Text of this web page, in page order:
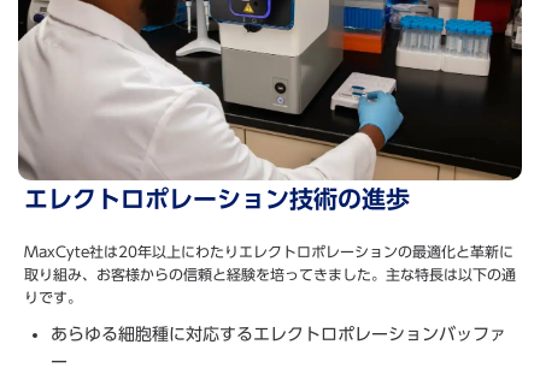
エレクトロポレーション技術の進歩
MaxCyte社は20年以上にわたりエレクトロポレーションの最適化と革新に
取り組み、お客様からの信頼と経験を培ってきました。主な特長は以下の通
りです。
あらゆる細胞種に対応するエレクトロポレーションバッファ
ー